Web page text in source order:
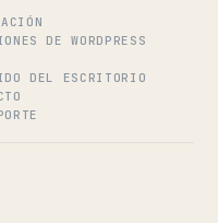
DE WORDPRESS
DEL ESCRITORIO